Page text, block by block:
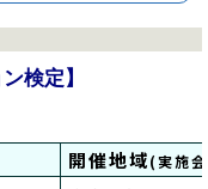
検定】
開催地域(実施